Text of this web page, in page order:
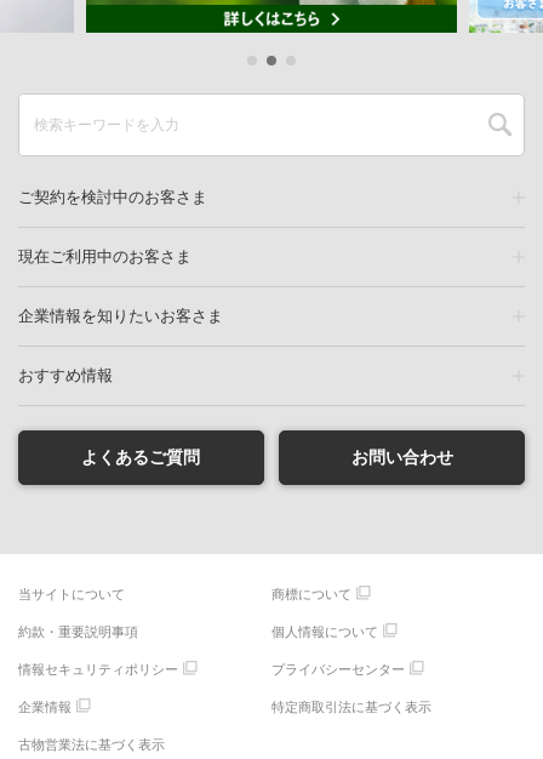
ご契約を検討中のお客さま
現在ご利用中のお客さま
企業情報を知りたいお客さま
おすすめ情報
よくあるご質問 お問い合わせ
当サイトについて 商標について
約款・重要説明事項 個人情報について
情報セキュリティポリシー プライバシーセンター
企業情報 特定商取引法に基づく表示
古物営業法に基づく表示